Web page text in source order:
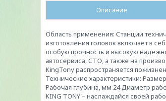
Описание
Область применения: Станции
изготовления головок включает в
особую прочность и высокую
автосервиса, СТО, а также на
KingTony распространяется
Технические характеристики:
Рабочая глубина, мм 24 Диаметр
KING TONY – наслаждайся своей